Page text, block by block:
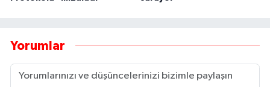
Yorumlar